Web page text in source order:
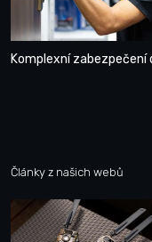
Komplexní zabezpečení
Články z našich webů